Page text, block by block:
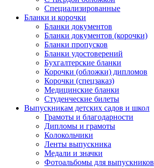
Специализированные
Бланки и корочки
Бланки документов
Бланки документов (корочки)
Бланки пропусков
Бланки удостоверений
Бухгалтерские бланки
Корочки (обложки) дипломов
Корочки (спецзаказ)
Медицинские бланки
Студенческие билеты
Выпускникам детских садов и школ
Грамоты и благодарности
Дипломы и грамоты
Колокольчики
Ленты выпускника
Медали и значки
Фотоальбомы для выпускников